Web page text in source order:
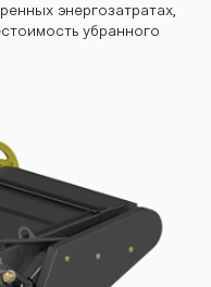
энергозатратах,
убранного